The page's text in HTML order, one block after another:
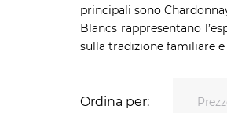
principali sono
Blancs rappresentano
sulla tradizione familiare
Ordina per: